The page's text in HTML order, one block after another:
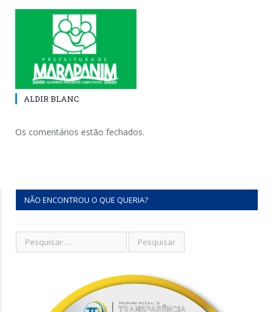
ALDIR BLANC
Os comentários estão fechados.
NÃO ENCONTROU O QUE QUERIA?